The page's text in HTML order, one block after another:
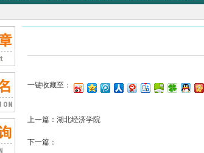
一键收藏至：
上一篇： 湖北经济学院
下一篇：